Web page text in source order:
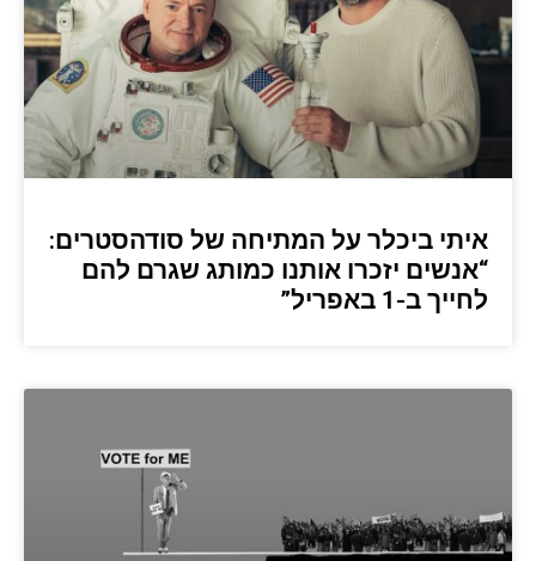
איתי ביכלר על המתיחה של סודהסטרים:
“אנשים יזכרו אותנו כמותג שגרם להם
לחייך ב-1 באפריל”